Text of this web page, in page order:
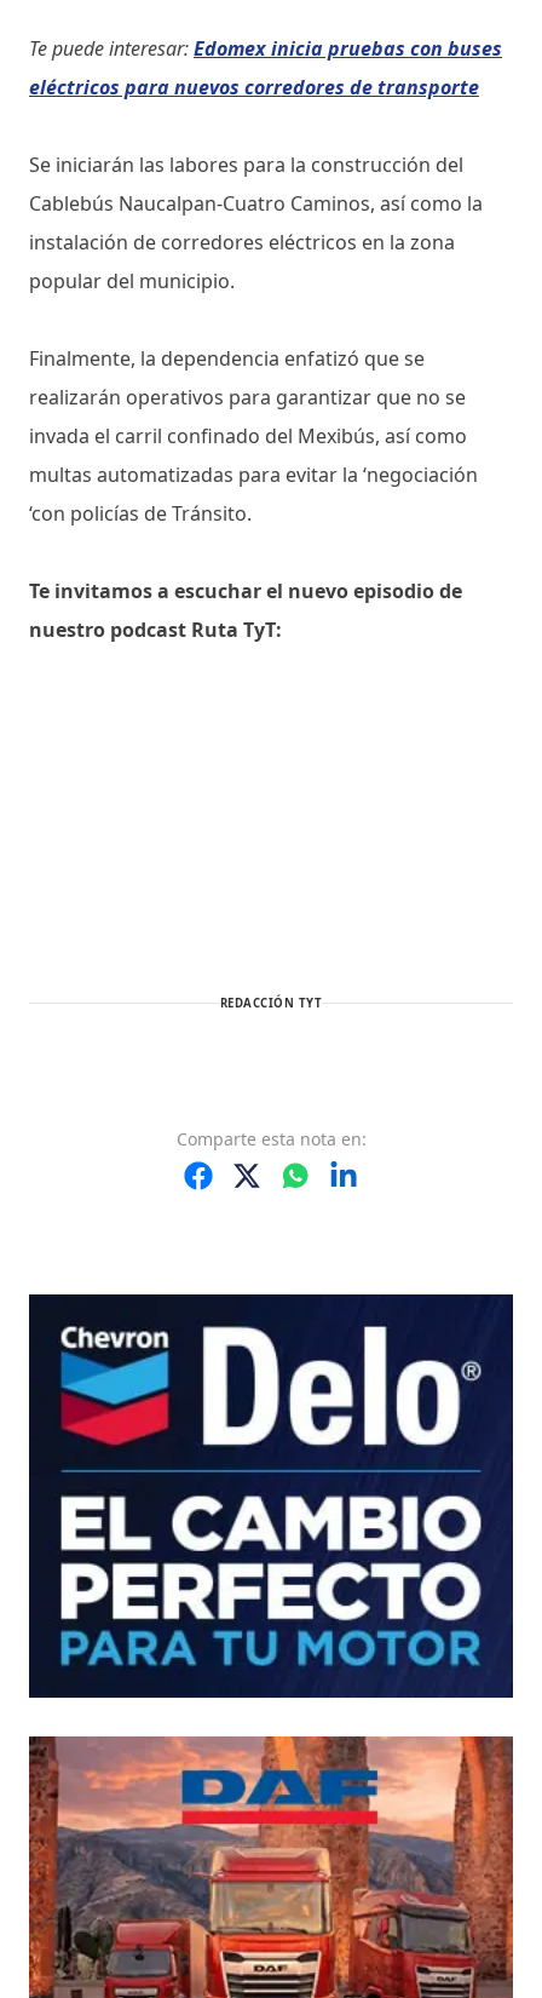
Te puede interesar:Edomex inicia pruebas con buses
eléctricos para nuevos corredores de transporte
Se iniciarán las labores para la construcción del
Cablebús Naucalpan-Cuatro Caminos, así como la
instalación de corredores eléctricos en la zona
popular del municipio.
Finalmente, la dependencia enfatizó que se
realizarán operativos para garantizar que no se
invada el carril confinado del Mexibús, así como
multas automatizadas para evitar la ‘negociación
‘con policías de Tránsito.
Te invitamos a escuchar el nuevo episodio de
nuestro podcast Ruta TyT:
REDACCIÓN TYT
Comparte esta nota en: